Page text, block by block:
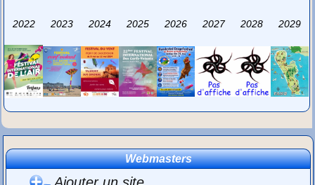
2022 2023 2024 2025 2026 2027 2028 2029
Webmasters